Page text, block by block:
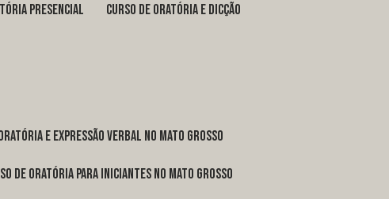
presencial curso de oratória e dicção
e expressão verbal no Mato Grosso
de oratória para iniciantes no Mato Grosso